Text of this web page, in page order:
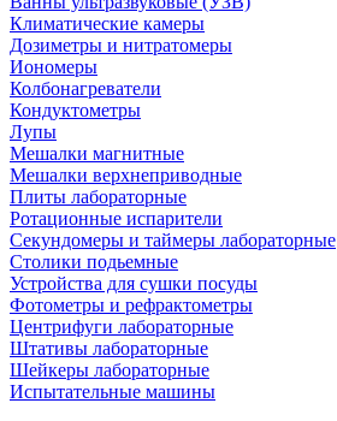
Климатические камеры
Дозиметры и нитратомеры
Иономеры
Колбонагреватели
Кондуктометры
Лупы
Мешалки магнитные
Мешалки верхнеприводные
Плиты лабораторные
Ротационные испарители
Секундомеры и таймеры лабораторные
Столики подьемные
Устройства для сушки посуды
Фотометры и рефрактометры
Центрифуги лабораторные
Штативы лабораторные
Шейкеры лабораторные
Испытательные машины